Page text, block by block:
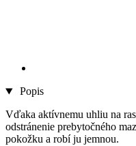
Popis
Vďaka aktívnemu uhliu na
odstránenie prebytočného
pokožku a robí ju jemnou.